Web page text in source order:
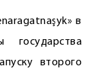
в
государства
второго